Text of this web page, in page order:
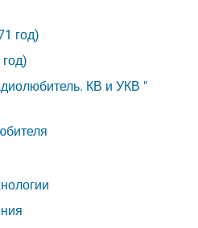
год)
КВ и УКВ "